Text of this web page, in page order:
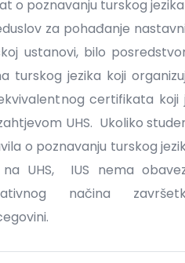
o poznavanju turskog
za pohađanje
ustanovi, bilo
turskog jezika koji
certifikata koji
UHS. Ukoliko
o poznavanju turskog
UHS, IUS nema
načina